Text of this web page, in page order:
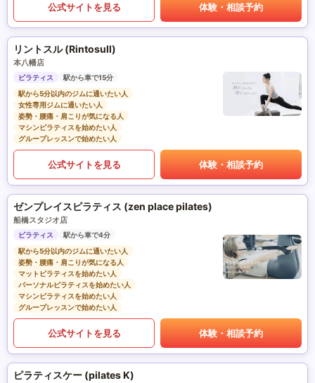
公式サイトを見る 体験・相談予約
リントスル (Rintosull)
本八幡店
ピラティス
駅から車で15分
駅から5分以内のジムに通いたい人
女性専用ジムに通いたい人
姿勢・腰痛・肩こりが気になる人
マシンピラティスを始めたい人
グループレッスンで始めたい人
公式サイトを見る 体験・相談予約
ゼンプレイスピラティス (zen place pilates)
船橋スタジオ店
ピラティス
駅から車で4分
駅から5分以内のジムに通いたい人
姿勢・腰痛・肩こりが気になる人
マットピラティスを始めたい人
パーソナルピラティスを始めたい人
マシンピラティスを始めたい人
グループレッスンで始めたい人
公式サイトを見る 体験・相談予約
ピラティスケー (pilates K)